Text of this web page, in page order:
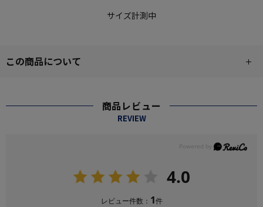
サイズ計測中
この商品について
商品レビュー
REVIEW
4.0
レビュー件数： 1件